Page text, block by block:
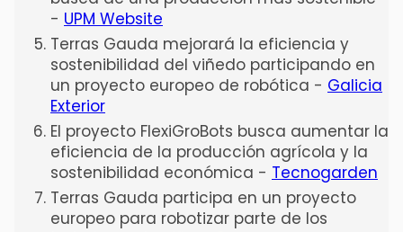
- UPM Website
Terras Gauda mejorará la eficiencia y
sostenibilidad del viñedo participando en
un proyecto europeo de robótica - Galicia
Exterior
El proyecto FlexiGroBots busca aumentar la
eficiencia de la producción agrícola y la
sostenibilidad económica - Tecnogarden
Terras Gauda participa en un proyecto
europeo para robotizar parte de los